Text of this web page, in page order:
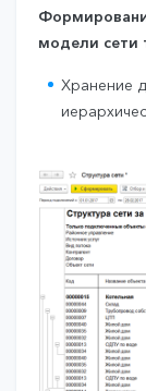
модели сети
Хранение